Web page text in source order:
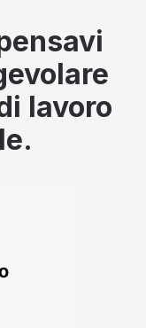
lavoro